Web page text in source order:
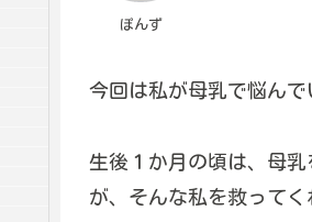
ぽんず
今回は私が母乳で悩ん
生後１か月の頃は、母
が、そんな私を救ってく